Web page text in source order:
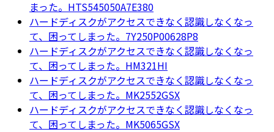
まった。HTS545050A7E380
ハードディスクがアクセスできなく認識しなくなっ
て、困ってしまった。7Y250P00628P8
ハードディスクがアクセスできなく認識しなくなっ
て、困ってしまった。HM321HI
ハードディスクがアクセスできなく認識しなくなっ
て、困ってしまった。MK2552GSX
ハードディスクがアクセスできなく認識しなくなっ
て、困ってしまった。MK5065GSX